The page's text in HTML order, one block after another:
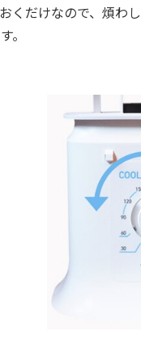
くだけなので、煩わ
。